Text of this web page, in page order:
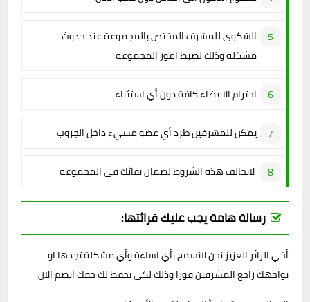
الشكوى للمشرف المختص بالمجموعة عند حدوث
مشكلة وذلك لضبط امور المجموعة
احترام الاعضاء كافة دون أي استثناء
يمكن للمشرفين طرد أي عضو مسيء داخل الجروب
لاتخالف هذه الشروط لضمان بقائك في المجموعة
رسالة هامة يجب عليك قرائتها:
أخي الزائر العزيز نحن لانسمح بأي اساءة وأي مشكلة تجدها او
تواجهك راجع المشرفين فورا وذلك لكي نحفظ لك حقك انضم الان